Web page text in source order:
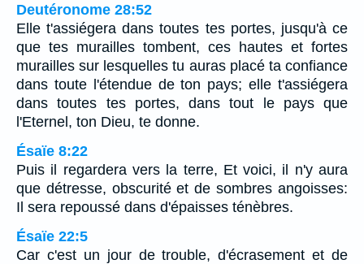
Deutéronome 28:52
Elle t'assiégera dans toutes tes portes, jusqu'à ce
que tes murailles tombent, ces hautes et fortes
murailles sur lesquelles tu auras placé ta confiance
dans toute l'étendue de ton pays; elle t'assiégera
dans toutes tes portes, dans tout le pays que
l'Eternel, ton Dieu, te donne.
Ésaïe 8:22
Puis il regardera vers la terre, Et voici, il n'y aura
que détresse, obscurité et de sombres angoisses:
Il sera repoussé dans d'épaisses ténèbres.
Ésaïe 22:5
Car c'est un jour de trouble, d'écrasement et de